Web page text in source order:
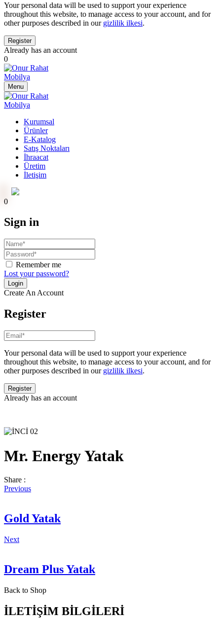
Your personal data will be used to support your experience
throughout this website, to manage access to your account, and for
other purposes described in our gizlilik ilkesi.
Already has an account
0
Menu
Kurumsal
Ürünler
E-Katalog
Satış Noktaları
İhraacat
Üretim
İletişim
0
Sign in
Remember me
Lost your password?
Create An Account
Register
Your personal data will be used to support your experience
throughout this website, to manage access to your account, and for
other purposes described in our gizlilik ilkesi.
Already has an account
Mr. Energy Yatak
Share :
Previous
Gold Yatak
Next
Dream Plus Yatak
Back to Shop
İLETİŞİM BİLGİLERİ